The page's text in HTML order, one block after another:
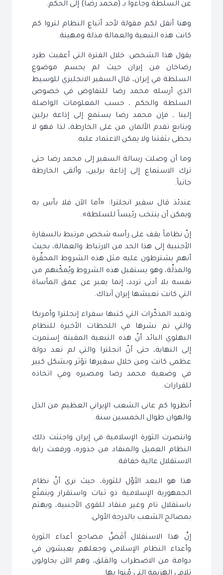
عن السلطة وجاءوا بـ (محمد رضا) إلى الحكم.
وهنا أنقل لكم مقولة لأحد أتباع النظام لتروا كم
كانت هذه التبعية والعمالة مذلة ومهينة.
يقول هذا الشخص: خلال الفترة التي أعقبت طرد
رضاخان من إيران حيث لم يحسم موضوع
السلطة في إيران، قال السفير الانجليزي للوسيط
الذي أرسله محمد رضا للتفاوض في خصوص
السلطة والحكم ـ حسب المعلومات الواصلة
إلينا ـ فإن محمد رضا يستمع إلى إذاعة برلين
ويتابع تقدم الألمان من على الخارطة، لذا فهو لا
يحظى بثقتنا ولا يمكن الاعتماد عليه.
وما أن وصلت رسالة السفير إلى محمد رضا حتى
ترك الاستماع إلى إذاعة برلين، وألقى الخارطة
جانباً.
عندئذ قال سفير انجلترا: «أما الآن فلا بأس به
ويمكن أن ينتخب رئيساً للسلطة».
إنّ نظاماً يقف على رأسه شخص مرتبط بالسفارة
الأجنبية إلى هذا الحد من الارتباط والعمالة، بحيث
أنهم يشترطون عليه مثل هذه الشروط المحقِّرة
والمذلِّة، وهو يستقبل هذه الشروط ويُمكّنهم من
نفسه بلا أدنى تردد، إنما يعبر عن عمق المأساة
التي كانت تعيشها إيران آنذاك.
وتفيد المذكّرات التي كتبها سفراء إنجلترا وأمريكا
والتي تم نشرها في اللحظات الأخيرة للنظام
البهلوي البائد أنّ هذه التبعية المقيتة إستمرت
إلى النهاية، حتى أنّ انجلترا والتي لم تعد دولة
عظمى كانت ومن خلال سفيرها تؤثر وبشكل كبير
في وضعية محمد رضا ومصيره وفي اتخاذه
للقرارات.
اُنظروا كم عانى الشعب الإيراني العظيم من الذل
والهوان طوال الخمسين سنة.
وانتصرت الثورة الإسلامية في إيران واجتثت ذلك
النظام العميل والمنقاد من جذوره، ورفعت راية
الاستقلال عالية خفاقة.
هذا هو البعد الأوّل للثورة، حيث نرى أنّ نظام
الجمهورية الإسلامية ذو ثبات واستقرار ويتمتّع
باستقلال تام وغير منقاد للقوى الأجنبية، ويهتم
بمصالح الشعب بالدرجة الأولى.
إنَّ هذا الاستقلال أَقَضَّ مضاجع أعداء الثورة
وأعداء النظام الإسلامي وجعلهم يعيشون في
دوامة من الاضطراب والقلق، وهم الآن يحاولون